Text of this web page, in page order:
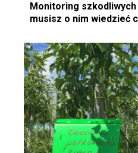
Monitoring
musisz o nim wiedzieć